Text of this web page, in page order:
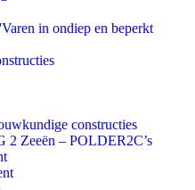
in ondiep en beperkt
constructies
Zeeën – POLDER2C’s